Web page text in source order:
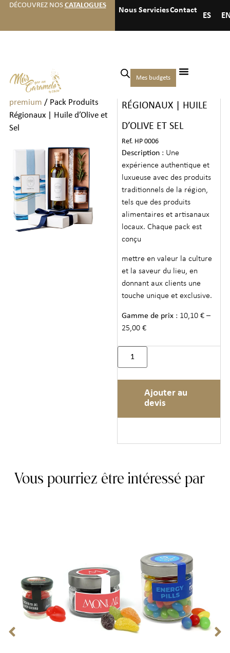
DÉCOUVREZ NOS CATALOGUES
Nous ServiciesContact
ES
Mes budgets
Accueil Hôtels
de bienvenue
premium / Pack Produits
Régionaux | Huile d’Olive et
Sel
PACK PRODUITS
RÉGIONAUX | HUILE
D’OLIVE ET SEL
Ref. HP 0006
Description : Une
expérience authentique et
luxueuse avec des produits
traditionnels de la région,
tels que des produits
alimentaires et artisanaux
locaux. Chaque pack est
conçu
mettre en valeur la culture
et la saveur du lieu, en
donnant aux clients une
touche unique et exclusive.
Gamme de prix : 10,10 € –
25,00 €
Ajouter au
devis
Vous pourriez être intéressé par